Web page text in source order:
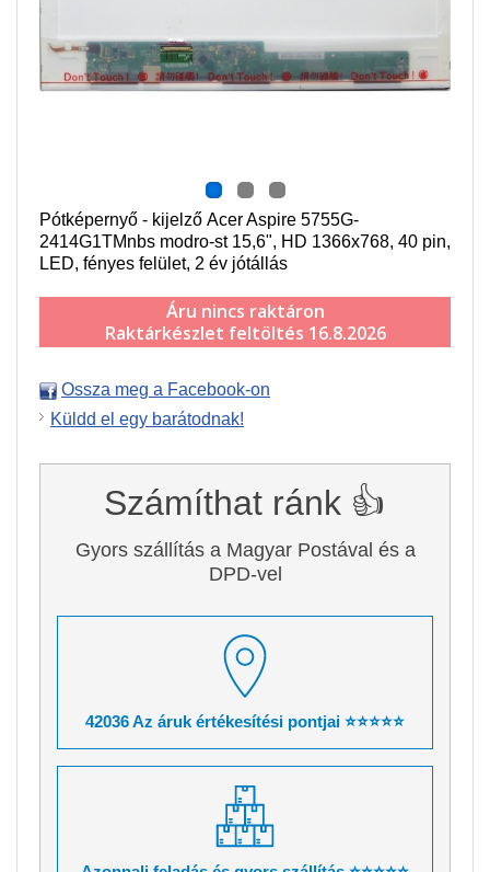
Pótképernyő - kijelző Acer Aspire 5755G-
2414G1TMnbs modro-st 15,6", HD 1366x768, 40 pin,
LED, fényes felület, 2 év jótállás
Áru nincs raktáron
Raktárkészlet feltöltés 16.8.2026
Ossza meg a Facebook-on
Küldd el egy barátodnak!
Számíthat ránk 👍
Gyors szállítás a Magyar Postával és a
DPD-vel
42036 Az áruk értékesítési pontjai ⭐⭐⭐⭐⭐